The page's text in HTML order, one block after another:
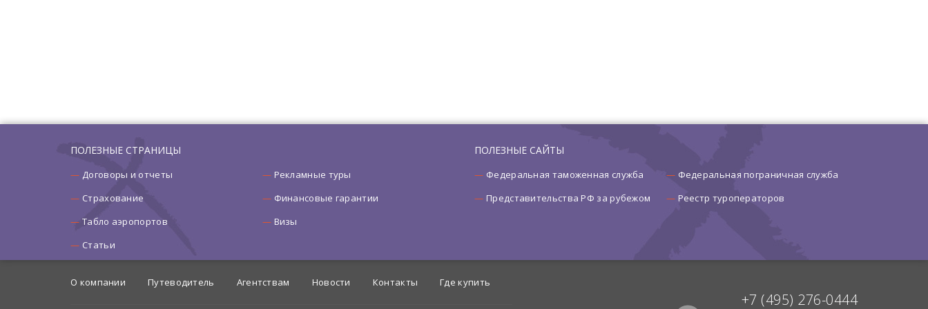
ПОЛЕЗНЫЕ СТРАНИЦЫ
Договоры и отчеты
Рекламные туры
Страхование
Финансовые гарантии
Табло аэропортов
Визы
Статьи
ПОЛЕЗНЫЕ САЙТЫ
Федеральная таможенная служба
Федеральная пограничная служба
Представительства РФ за рубежом
Реестр туроператоров
+7 (495) 276-0444
О компании Путеводитель Агентствам Новости Контакты Где купить